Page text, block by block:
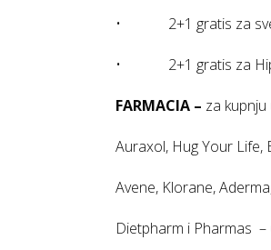
• 2+1 gratis za sve
• 2+1 gratis za Hipp
FARMACIA – za
Auraxol, Hug Your Life,
Avene, Klorane,
Dietpharm i Pharmas –